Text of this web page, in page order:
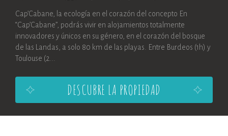
Cap’Cabane, la ecología en el corazón del concepto En
“Cap’Cabane”, podrás vivir en alojamientos totalmente
innovadores y únicos en su género, en el corazón del bosque
de las Landas, a solo 80 km de las playas. Entre Burdeos (1h) y
Toulouse (2...
DESCUBRE LA PROPIEDAD